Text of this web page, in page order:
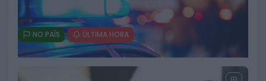
NO PAÍS ÚLTIMA HORA
Morreu Luís Represas aos 69 anos